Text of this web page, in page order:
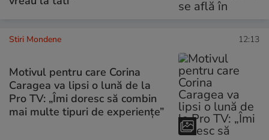
Stiri Mondene 12:13
Motivul pentru care Corina
Caragea va lipsi o lună de la
Pro TV: „Îmi doresc să combin
mai multe tipuri de experiențe”